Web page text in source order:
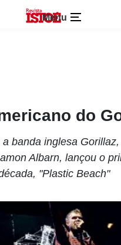
Menu
do
banda inglesa
Albarn, lançou o
"Plastic Beach"